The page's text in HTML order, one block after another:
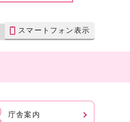
スマートフォン表示
庁舎案内